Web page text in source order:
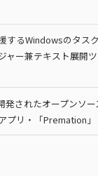
するWindowsのタス
ャー兼テキスト展開ツ
されたオープンソー
プリ・「Premation」